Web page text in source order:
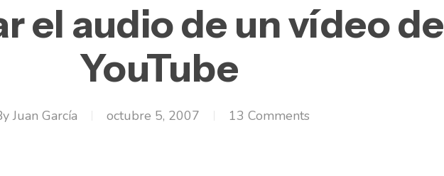
el audio de un vídeo de
YouTube
Juan García octubre 5, 2007 13 Comments